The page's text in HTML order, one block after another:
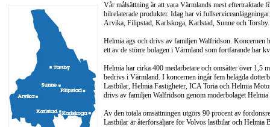
Vår målsättning är att vara Värmlands mest eftertraktade
bilrelaterade produkter. Idag har vi
Arvika, Filipstad, Karlskoga, Karlstad, Sunne och Torsby.
Helmia ägs och drivs av familjen Walfridson. Koncernen
ett av de större bolagen i Värmland som fortfarande har
Helmia har cirka 400 medarbetare och omsätter över 1,5
bedrivs i Värmland. I koncernen ingår fem helägda
Lastbilar, Helmia Fastigheter, ICA Toria och Helmia
drivs av familjen Walfridson genom moderbolaget
Av den totala omsättningen utgörs 90 procent av
Lastbilar är återförsäljare för Volvos lastbilar och Helmia